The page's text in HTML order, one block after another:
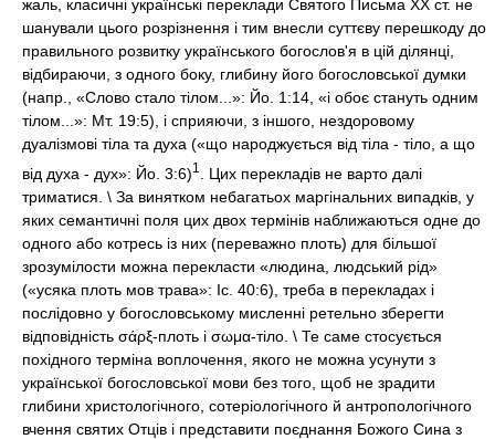
жаль, класичні українські переклади Святого Письма XX ст. не
шанували цього розрізнення і тим внесли суттєву перешкоду до
правильного розвитку українського богослов'я в цій ділянці,
відбираючи, з одного боку, глибину його богословської думки
(напр., «Слово стало тілом...»: Йо. 1:14, «і обоє стануть одним
тілом...»: Мт. 19:5), і сприяючи, з іншого, нездоровому
дуалізмові тіла та духа («що народжується від тіла - тіло, а що
від духа - дух»: Йо. 3:6)1
. Цих перекладів не варто далі
триматися. \ За винятком небагатьох маргінальних випадків, у
яких семантичні поля цих двох термінів наближаються одне до
одного або котресь із них (переважно плоть) для більшої
зрозумілости можна перекласти «людина, людський рід»
(«усяка плоть мов трава»: Іс. 40:6), треба в перекладах і
послідовно у богословському мисленні ретельно зберегти
відповідність σάρξ-плоть і σωμα-тіло. \ Те саме стосується
похідного терміна воплочення, якого не можна усунути з
української богословської мови без того, щоб не зрадити
глибини христологічного, сотеріологічного й антропологічного
вчення святих Отців і представити поєднання Божого Сина з